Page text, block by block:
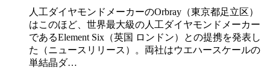
人工ダイヤモンドメーカーのOrbray（東京都足立区）
はこのほど、世界最大級の人工ダイヤモンドメーカー
であるElement Six（英国 ロンドン）との提携を発表し
た（ニュースリリース）。両社はウエハースケールの
単結晶ダ…